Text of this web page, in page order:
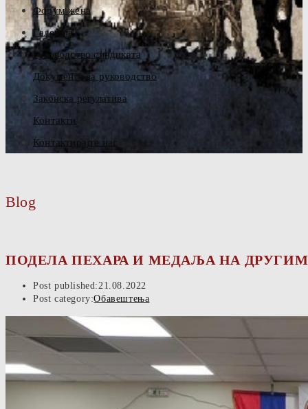
Форум жена
Галерија
Руководство синдиката
Документа за руководство
Законска регулатива
Контакти
Контактирајте нас
Blog
ПОДЕЛА ПЕХАРА И МЕДАЉА НА
Post published:21.08.2022
Post category:Обавештења